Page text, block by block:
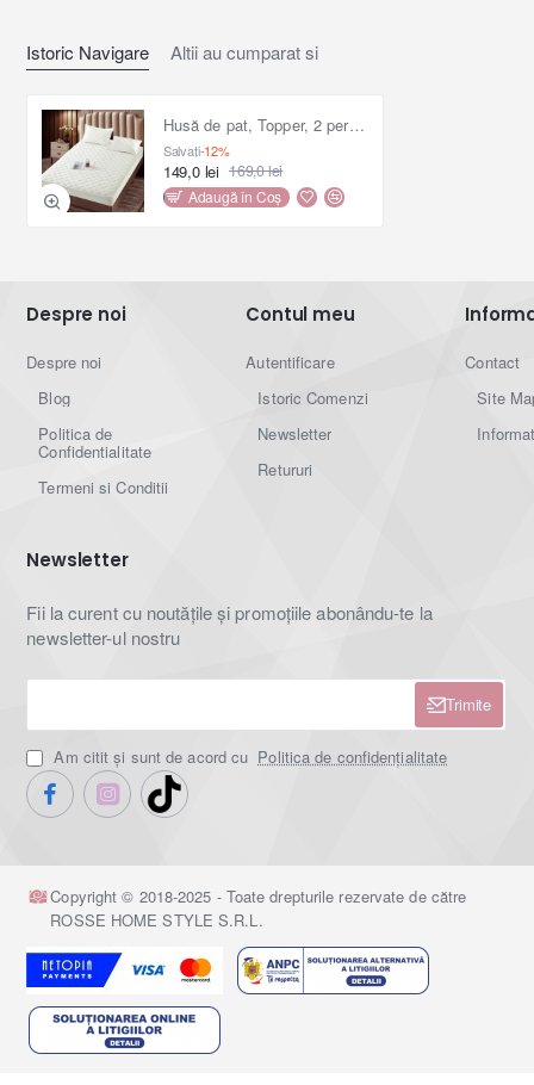
Ambalare :
- ambalaj : husă transparentă din plastic ;
-
de30 grade C
- sunt suficienți detergenții normali, fără înălbitori
chimici;
- se poate usca în uscătorul electric
din motive de igienă.
!Info:
pot fi sensibil diferite în realitate datorită luminozității
și setărilorde vizualizare aleecranului pe care sunt
afișate .
Istoric Navigare Altii au cumparat si
Husă de pat, Topper, 2 persoane, catifea, 140x200cm, 3 piese, cu elastic, alb , HPT401
Salvați-12%
149,0 lei 169,0 lei
Adaugă în Coş
Despre noi
Despre noi
Blog
Politica de
Confidentialitate
Termeni si Conditii
Contul meu
Autentificare
Istoric Comenzi
Newsletter
Retururi
Contact
Site
Newsletter
Fii la curent cu noutățile și promoțiile abonându-te la
newsletter-ul nostru
Trimite
Am citit şi sunt de acord cu Politica de confidențialitate
Copyright © 2018-2025 - Toate drepturile rezervate de către
ROSSE HOME STYLE S.R.L.